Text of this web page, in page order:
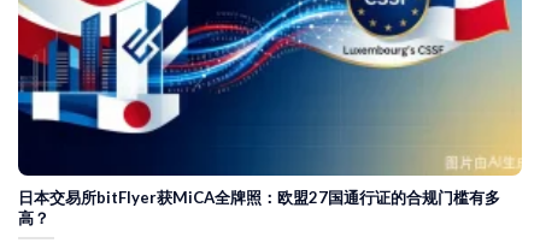
日本交易所bitFlyer获MiCA全牌照：欧盟27国通行证的合规门槛有多
高？